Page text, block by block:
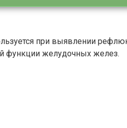
при выявлении
функции желудочных желез.